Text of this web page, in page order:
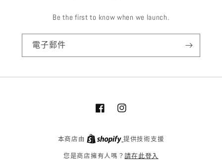
Be the first to know when we launch.
電子郵件
FacebookInstagram
本商店由 提供技術支援
您是商店擁有人嗎？請在此登入